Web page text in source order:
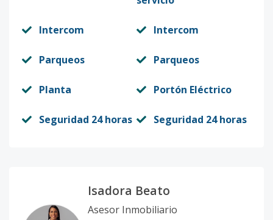
Intercom Intercom
Parqueos Parqueos
Planta Portón Eléctrico
Seguridad 24 horas Seguridad 24 horas
Isadora Beato
Asesor Inmobiliario